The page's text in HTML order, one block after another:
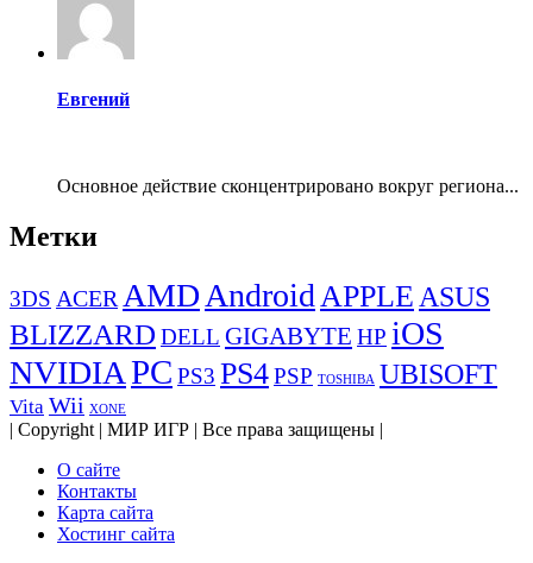
Евгений
Основное действие сконцентрировано вокруг региона...
Метки
3DS ACER AMD Android APPLE ASUS
BLIZZARD DELL GIGABYTE HP iOS
NVIDIAPC PS3 PS4PSP TOSHIBA UBISOFT
Vita Wii XONE
| Copyright | МИР ИГР | Все права защищены |
О сайте
Контакты
Карта сайта
Хостинг сайта